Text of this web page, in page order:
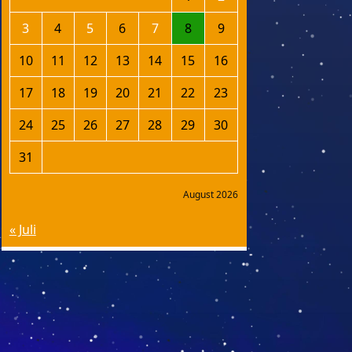
August 2026
3
4 5 6 7 8
9
10
11 12 13 14 15
16
17
18 19 20 21 22
23
24
25 26 27 28 29
30
31
« Juli